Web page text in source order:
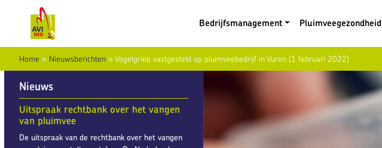
Bedrijfsmanagement
Pluimveegezondheid
Home » Nieuwsberichten »Vogelgriep vastgesteld op pluimveebedrijf in Vuren (1 februari 2022)
Nieuws
Uitspraak rechtbank over het vangen
van pluimvee
De uitspraak van de rechtbank over het vangen